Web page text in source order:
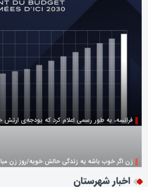
زن اگر خوب باشه یه زندگی حالش خوبه/روز زن
اخبار شهرستان